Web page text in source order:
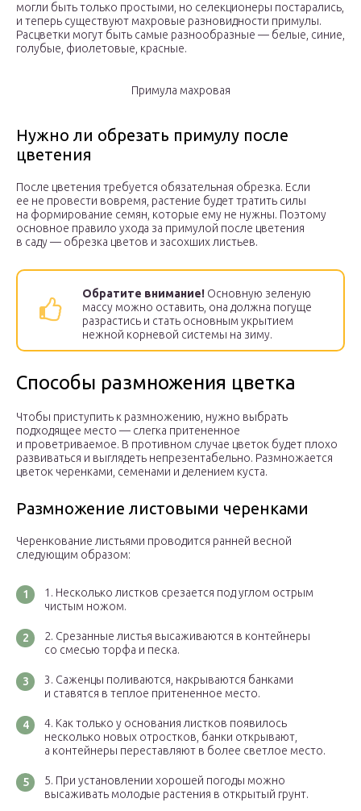
могли быть только простыми, но селекционеры постарались,
и теперь существуют махровые разновидности примулы.
Расцветки могут быть самые разнообразные — белые, синие,
голубые, фиолетовые, красные.
Примула махровая
Нужно ли обрезать примулу после
цветения
После цветения требуется обязательная обрезка. Если
ее не провести вовремя, растение будет тратить силы
на формирование семян, которые ему не нужны. Поэтому
основное правило ухода за примулой после цветения
в саду — обрезка цветов и засохших листьев.
Обратите внимание! Основную зеленую
массу можно оставить, она должна погуще
разрастись и стать основным укрытием
нежной корневой системы на зиму.
Способы размножения цветка
Чтобы приступить к размножению, нужно выбрать
подходящее место — слегка притененное
и проветриваемое. В противном случае цветок будет плохо
развиваться и выглядеть непрезентабельно. Размножается
цветок черенками, семенами и делением куста.
Размножение листовыми черенками
Черенкование листьями проводится ранней весной
следующим образом:
Несколько листков срезается под углом острым
чистым ножом.
Срезанные листья высаживаются в контейнеры
со смесью торфа и песка.
Саженцы поливаются, накрываются банками
и ставятся в теплое притененное место.
Как только у основания листков появилось
несколько новых отростков, банки открывают,
а контейнеры переставляют в более светлое место.
При установлении хорошей погоды можно
высаживать молодые растения в открытый грунт.